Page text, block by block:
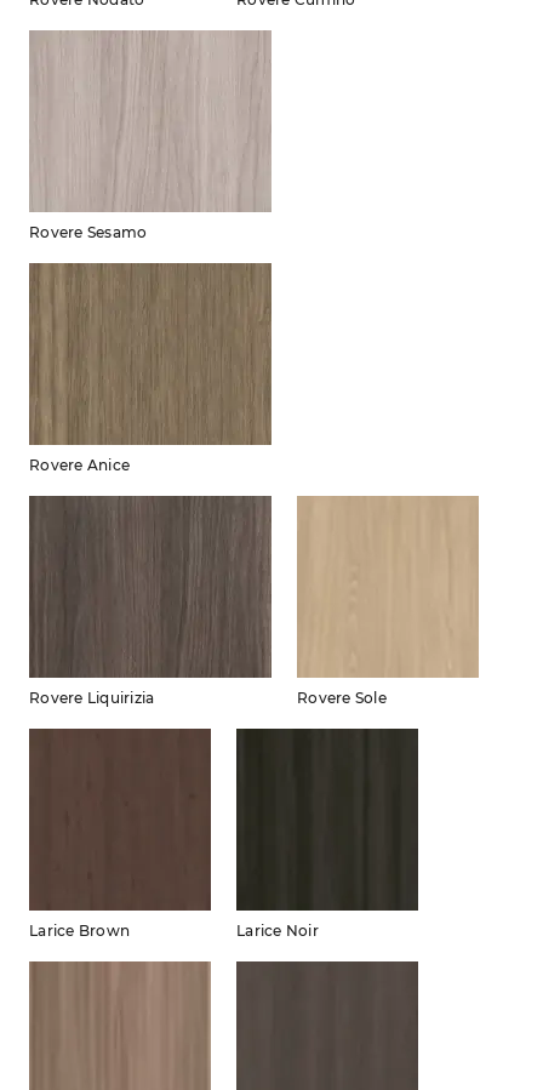
Rovere Sesamo
Rovere Anice
Rovere Liquirizia Rovere Sole
Larice Brown Larice Noir